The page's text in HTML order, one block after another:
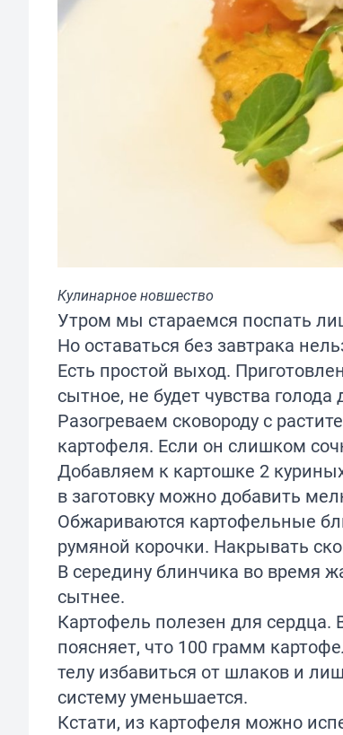
Кулинарное новшество
Утром мы стараемся поспать
Но оставаться без завтрака
Есть простой выход.
сытное, не будет чувства голода
Разогреваем сковороду с
картофеля. Если он слишком
Добавляем к картошке 2
в заготовку можно добавить
Обжариваются картофельные
румяной корочки. Накрывать
В середину блинчика во время
сытнее.
Картофель полезен для сердца.
поясняет, что 100 грамм
телу избавиться от шлаков и
систему уменьшается.
Кстати, из картофеля можно